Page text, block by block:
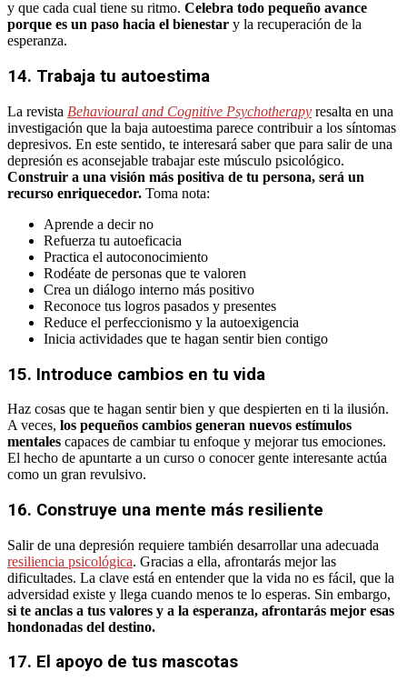
y que cada cual tiene su ritmo. Celebra todo pequeño avance
porque es un paso hacia el bienestar y la recuperación de la
esperanza.
14. Trabaja tu autoestima
La revista Behavioural and Cognitive Psychotherapy resalta en una
investigación que la baja autoestima parece contribuir a los síntomas
depresivos. En este sentido, te interesará saber que para salir de una
depresión es aconsejable trabajar este músculo psicológico.
Construir a una visión más positiva de tu persona, será un
recurso enriquecedor. Toma nota:
Aprende a decir no
Refuerza tu autoeficacia
Practica el autoconocimiento
Rodéate de personas que te valoren
Crea un diálogo interno más positivo
Reconoce tus logros pasados y presentes
Reduce el perfeccionismo y la autoexigencia
Inicia actividades que te hagan sentir bien contigo
15. Introduce cambios en tu vida
Haz cosas que te hagan sentir bien y que despierten en ti la ilusión.
A veces, los pequeños cambios generan nuevos estímulos
mentales capaces de cambiar tu enfoque y mejorar tus emociones.
El hecho de apuntarte a un curso o conocer gente interesante actúa
como un gran revulsivo.
16. Construye una mente más resiliente
Salir de una depresión requiere también desarrollar una adecuada
resiliencia psicológica. Gracias a ella, afrontarás mejor las
dificultades. La clave está en entender que la vida no es fácil, que la
adversidad existe y llega cuando menos te lo esperas. Sin embargo,
si te anclas a tus valores y a la esperanza, afrontarás mejor esas
hondonadas del destino.
17. El apoyo de tus mascotas